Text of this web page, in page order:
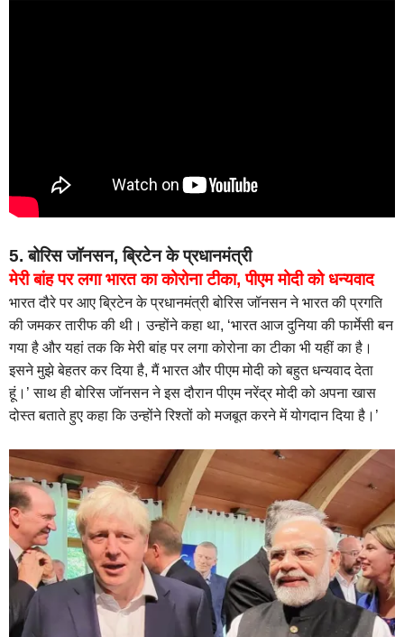
5. बोरिस जॉनसन, ब्रिटेन के प्रधानमंत्री
मेरी बांह पर लगा भारत का कोरोना टीका, पीएम मोदी को धन्यवाद
भारत दौरे पर आए ब्रिटेन के प्रधानमंत्री बोरिस जॉनसन ने भारत की प्रगति
की जमकर तारीफ की थी। उन्होंने कहा था, ‘भारत आज दुनिया की फार्मेसी बन
गया है और यहां तक कि मेरी बांह पर लगा कोरोना का टीका भी यहीं का है।
इसने मुझे बेहतर कर दिया है, मैं भारत और पीएम मोदी को बहुत धन्यवाद देता
हूं।’ साथ ही बोरिस जॉनसन ने इस दौरान पीएम नरेंद्र मोदी को अपना खास
दोस्त बताते हुए कहा कि उन्होंने रिश्तों को मजबूत करने में योगदान दिया है।’